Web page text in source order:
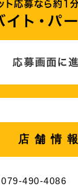
店舗情報
079-490-4086